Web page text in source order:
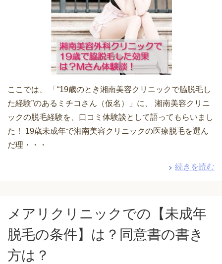
ここでは、 「“19歳のとき湘南美容クリニックで脇脱毛し
た経験”のあるミチコさん（仮名）」に、 湘南美容クリニ
ックの脱毛経験を、口コミ体験談として語ってもらいまし
た！ 19歳未成年で湘南美容クリニックの医療脱毛を選ん
だ理・・・
続きを読む
メアリクリニックでの【未成年
脱毛の条件】は？同意書の書き
方は？